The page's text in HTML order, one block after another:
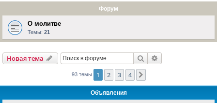
Форум
О молитве
Темы: 21
Новая тема Поиск
93 темы 1 2 3 4
Объявления